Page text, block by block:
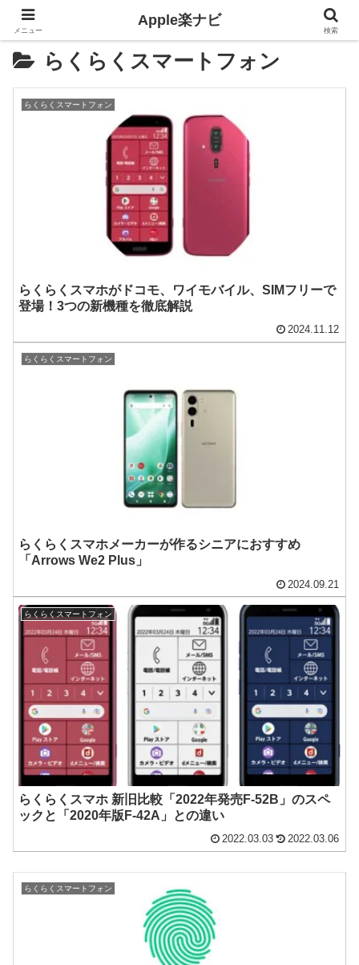
らくらくスマートフォン
らくらくスマートフォン
らくらくスマホがドコモ、ワイモバイル、SIMフリーで
登場！3つの新機種を徹底解説
2024.11.12
らくらくスマートフォン
らくらくスマホメーカーが作るシニアにおすすめ
「Arrows We2 Plus」
2024.09.21
らくらくスマートフォン
らくらくスマホ 新旧比較「2022年発売F-52B」のスペ
ックと「2020年版F-42A」との違い
2022.03.03 2022.03.06
らくらくスマートフォン
メニュー
Apple楽ナビ
検索